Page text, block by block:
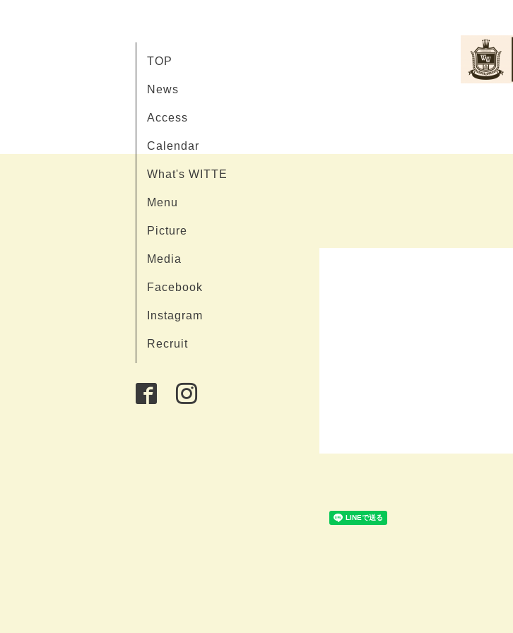
TOP
News
Access
Calendar
What's WITTE
Menu
Picture
Media
Facebook
Instagram
Recruit